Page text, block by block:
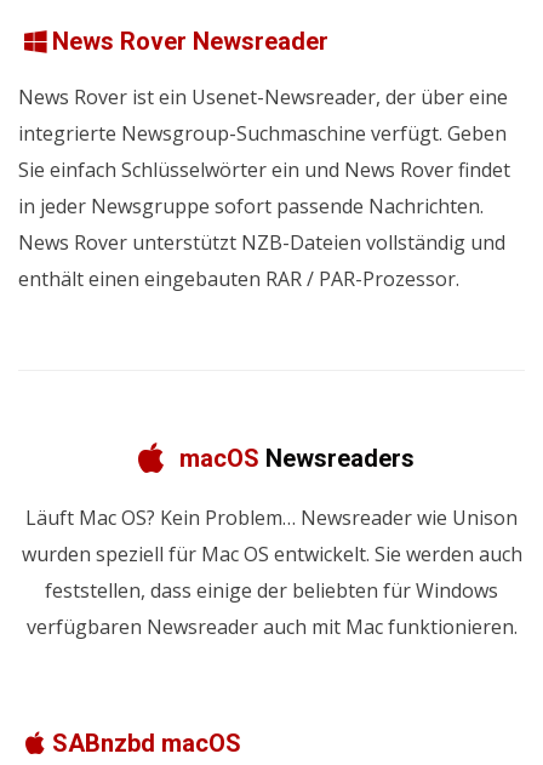
News Rover Newsreader
News Rover ist ein Usenet-Newsreader, der über eine
integrierte Newsgroup-Suchmaschine verfügt. Geben
Sie einfach Schlüsselwörter ein und News Rover findet
in jeder Newsgruppe sofort passende Nachrichten.
News Rover unterstützt NZB-Dateien vollständig und
enthält einen eingebauten RAR / PAR-Prozessor.
macOS Newsreaders
Läuft Mac OS? Kein Problem… Newsreader wie Unison
wurden speziell für Mac OS entwickelt. Sie werden auch
feststellen, dass einige der beliebten für Windows
verfügbaren Newsreader auch mit Mac funktionieren.
SABnzbd macOS